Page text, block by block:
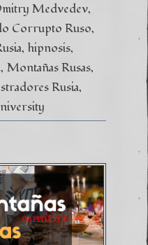
Medvedev
Corrupto Ruso
hipnosis
Montañas Rusas
Rusia